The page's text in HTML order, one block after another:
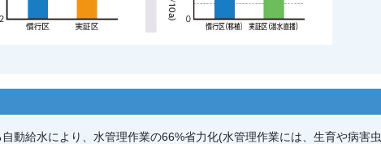
動給水により、水管理作業の66%省力化(水管理作業には、生育や病害虫